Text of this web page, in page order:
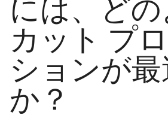
には、ど
カット プ
ションが
か？